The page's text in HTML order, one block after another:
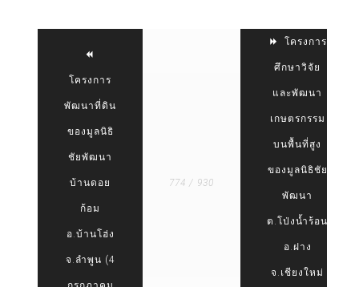
โครงการ
พัฒนาที่ดิน
ของมูลนิธิ
ชัยพัฒนา
บ้านดอย
ก้อม
อ.บ้านโฮ่ง
จ.ลำพูน (4
774 / 930
โครงการ
ศึกษาวิจัย
และพัฒนา
เกษตรกรรม
บนพื้นที่สูง
ของมูลนิธิชัย
พัฒนา
ต.โป่งน้ำร้อน
อ.ฝาง
จ.เชียงใหม่